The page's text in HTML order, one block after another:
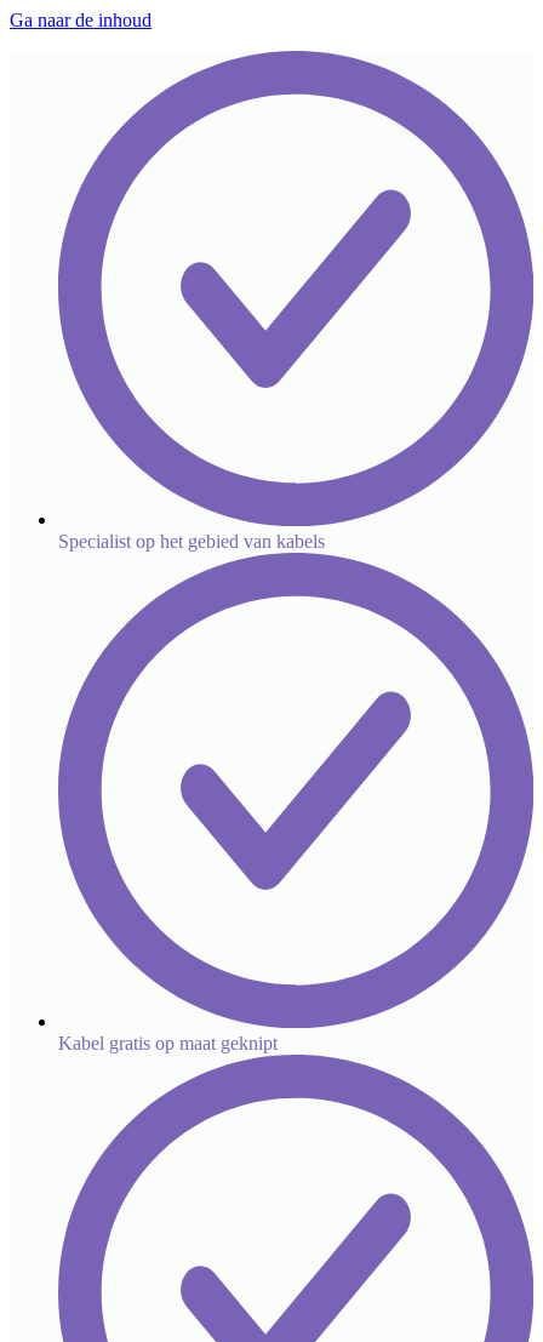
Ga naar de inhoud
Specialist op het gebied van kabels
Kabel gratis op maat geknipt